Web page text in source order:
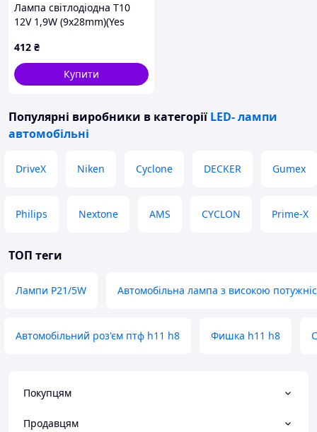
Лампа світлодіодна T10
12V 1,9W (9x28mm)(Yes
WANLANDA
412 ₴
Купити
Популярні виробники в категорії LED- лампи
автомобільні
DriveX Niken Cyclone DECKER Gumex
Philips Nextone AMS CYCLON Prime-X
ТОП теги
Лампи P21/5W Автомобільна лампа з високою
Автомобільний роз'єм птф h11 h8 Фишка h11 h8
Покупцям
Продавцям